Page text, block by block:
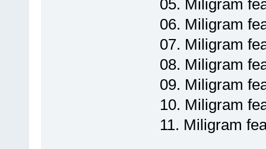
05. Miligram
06. Miligram
07. Miligram
08. Miligram
09. Miligram
10. Miligram
11. Miligram